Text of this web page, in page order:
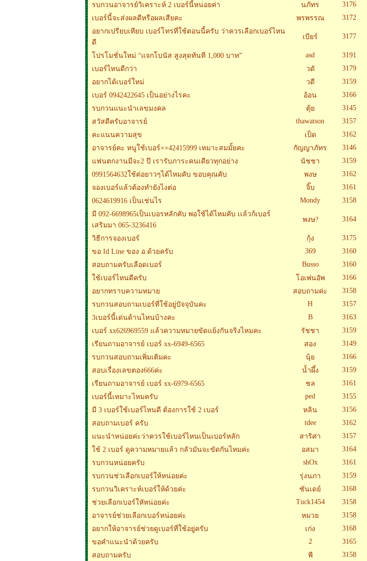
รบกวนอาจารย์วิเคราะห์ 2 เบอร์นี้หน่อยค่า
นภัทร 3176
เบอร์นี้จะส่งผลดีหรือผลเสียคะ
พรพรรณ 3172
อยากเปรียบเทียบ เบอร์โทรที่ใช้ตอนนี้ครับ ว่าควรเลือกเบอร์ไหน
ดี
เบียร์ 3177
โปรโมชั่นใหม่ “แจกโบนัส สูงสุดทันที 1,000 บาท” asd 3191
เบอร์ไหนดีกว่า
วดั 3179
อยากได้เบอร์ใหม่
วดี 3159
เบอร์ 0942422645 เป็นอย่างไรคะ
อ้อน 3166
รบกวนแนะนำเลขมงคล
ตุ้ย 3145
สวัสดีครับอาจารย์
thawatson 3157
คะแนนความสุข
เป็ด 3162
อาจารย์คะ หนูใช้เบอร์××42415999 เหมาะสมมั้ยคะ
กัญญาภัทร 3146
แฟนตกงานมีจะ2 ปี เรารับภาระคนเดียวทุกอย่าง
นัชชา 3159
0991564632ใช้ต่อยาวๆได้ไหมคับ ขอบคุณคับ
พงษ 3162
จองเบอร์แล้วต้องทำยังไงต่อ
จิ๊บ 3161
0624619916 เป็นเช่นไร
Mondy 3158
มี 092-6698965เป็นเบอรหลักคับ พอใช้ได้ไหมคับ เเล้วก้เบอร์
เสริมมา 065-3236416
พงษ? 3164
วิธีการจองเบอร์ กุ้ง 3175
ขอ Id Line ของ อ.ด้วยครับ
369 3160
สอบถามครับเลือดเบอร์
Busso 3160
ใช้เบอร์ไหนดีครับ
โอเพ่นอัพ 3166
อยากทราบความหมาย
สอบถามค่ะ 3158
รบกวนสอบถามเบอร์ที่ใช้อยู่ปัจจุบันคะ
H 3157
3เบอร์นี้เด่นด้านไหนบ้างคะ
B 3163
เบอร์ xx626969559 แล้วความหมายขัดแย้งกันจริงไหมคะ
รัชชา 3159
เรียนถามอาจารย์ เบอร์ xx-6949-6565
สอง 3149
รบกวนสอบถามเพิ่มเติมคะ
นุ้ย 3166
สอบเรื่องเลขตอง666ค่ะ
น้ำผึ้ง 3159
เรียนถามอาจารย์ เบอร์ xx-6979-6565
ชล 3161
เบอร์นี้เหมาะไหมครับ
ped 3155
มี 3 เบอร์ใช้เบอร์ไหนดี ต้องการใช้ 2 เบอร์
หลิน 3156
สอบถามเบอร์ ครับ
tdee 3162
แนะนำหน่อยค่ะว่าควรใช้เบอร์ไหนเป็นเบอร์หลัก
สาริศา 3157
ใช้ 2 เบอร์ ดูความหมายแล้ว กลัวมันจะขัดกันไหมค่ะ
อสมา 3164
รบกวนหน่อยครับ
shOx 3161
รบกวนช่วเลือกเบอร์ให้หน่อยค่ะ
รุ่งนภา 3159
รบกวนวิเคราะห์เบอร์ให้ด้วยค่ะ
ซันเดย์ 3168
ช่วยเลือกเบอร์ใหัหน่อยค่ะ
Tuck1454 3158
อาจารย์ช่วยเลือกเบอร์หน่อยค่ะ
หมวย 3158
อยากให้อาจารย์ช่วยดูเบอร์ที่ใช้อยู่ครับ
เก่ง 3168
ขอคำแนะนำด้วยครับ
2 3165
สอบถามครับ
พี 3158